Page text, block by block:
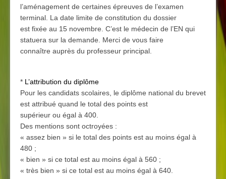
l’aménagement de certaines épreuves de l’examen
terminal. La date limite de constitution du dossier
est fixée au 15 novembre. C’est le médecin de l’EN qui
statuera sur la demande. Merci de vous faire
connaître auprès du professeur principal.
* L’attribution du diplôme
Pour les candidats scolaires, le diplôme national du brevet
est attribué quand le total des points est
supérieur ou égal à 400.
Des mentions sont octroyées :
« assez bien » si le total des points est au moins égal à
480 ;
« bien » si ce total est au moins égal à 560 ;
« très bien » si ce total est au moins égal à 640.